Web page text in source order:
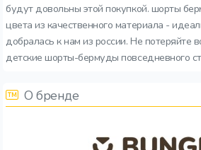
будут довольны этой покупкой. шорты
цвета из качественного материала -
добралась к нам из россии. Не потеряйте
детские шорты-бермуды повседневного
О бренде